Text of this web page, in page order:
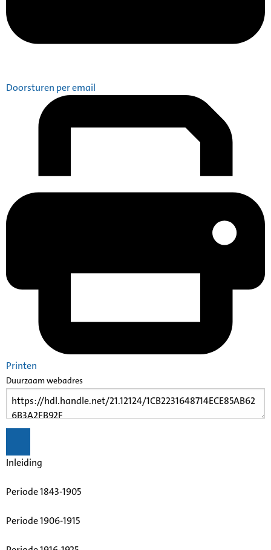
Doorsturen per email
Printen
Duurzaam webadres
Inleiding
Periode 1843-1905
Periode 1906-1915